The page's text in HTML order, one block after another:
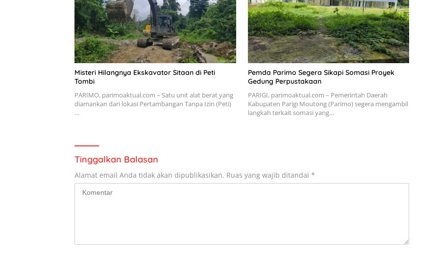
Misteri Hilangnya Ekskavator Sitaan di Peti
Tombi
PARIMO, parimoaktual.com – Satu unit alat berat yang
diamankan dari lokasi Pertambangan Tanpa Izin (Peti)
…
Pemda Parimo Segera Sikapi Somasi Proyek
Gedung Perpustakaan
PARIGI, parimoaktual.com – Pemerintah Daerah
Kabupaten Parigi Moutong (Parimo) segera mengambil
langkah terkait somasi yang…
Tinggalkan Balasan
Alamat email Anda tidak akan dipublikasikan. Ruas yang wajib ditandai *